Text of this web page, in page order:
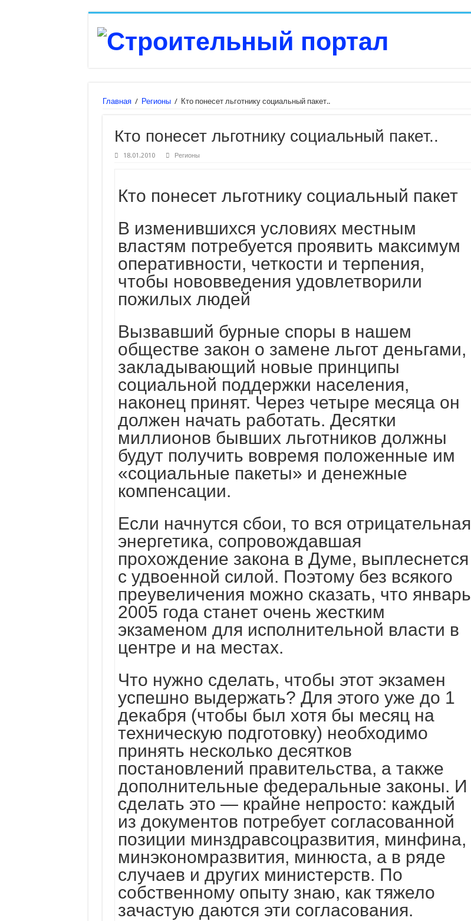
Главная / Регионы / Кто понесет льготнику социальный пакет..
Кто понесет льготнику социальный пакет..
18.01.2010 Регионы
Кто понесет льготнику социальный пакет
В изменившихся условиях местным
властям потребуется проявить максимум
оперативности, четкости и терпения,
чтобы нововведения удовлетворили
пожилых людей
Вызвавший бурные споры в нашем
обществе закон о замене льгот деньгами,
закладывающий новые принципы
социальной поддержки населения,
наконец принят. Через четыре месяца он
должен начать работать. Десятки
миллионов бывших льготников должны
будут получить вовремя положенные им
«социальные пакеты» и денежные
компенсации.
Если начнутся сбои, то вся отрицательная
энергетика, сопровождавшая
прохождение закона в Думе, выплеснется
с удвоенной силой. Поэтому без всякого
преувеличения можно сказать, что январь
2005 года станет очень жестким
экзаменом для исполнительной власти в
центре и на местах.
Что нужно сделать, чтобы этот экзамен
успешно выдержать? Для этого уже до 1
декабря (чтобы был хотя бы месяц на
техническую подготовку) необходимо
принять несколько десятков
постановлений правительства, а также
дополнительные федеральные законы. И
сделать это — крайне непросто: каждый
из документов потребует согласованной
позиции минздравсоцразвития, минфина,
минэкономразвития, минюста, а в ряде
случаев и других министерств. По
собственному опыту знаю, как тяжело
зачастую даются эти согласования.